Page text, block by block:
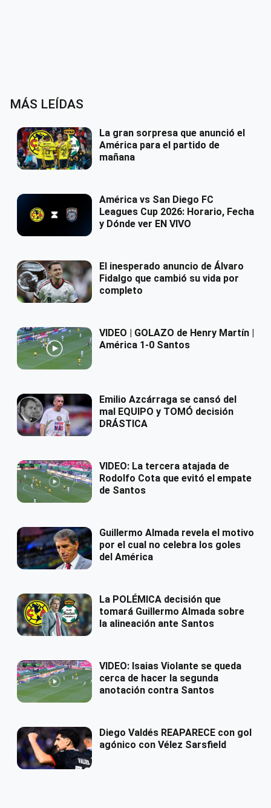
MÁS LEÍDAS
La gran sorpresa que anunció el
América para el partido de
mañana
América vs San Diego FC
Leagues Cup 2026: Horario, Fecha
y Dónde ver EN VIVO
El inesperado anuncio de Álvaro
Fidalgo que cambió su vida por
completo
VIDEO | GOLAZO de Henry Martín |
América 1-0 Santos
Emilio Azcárraga se cansó del
mal EQUIPO y TOMÓ decisión
DRÁSTICA
VIDEO: La tercera atajada de
Rodolfo Cota que evitó el empate
de Santos
Guillermo Almada revela el motivo
por el cual no celebra los goles
del América
La POLÉMICA decisión que
tomará Guillermo Almada sobre
la alineación ante Santos
VIDEO: Isaias Violante se queda
cerca de hacer la segunda
anotación contra Santos
Diego Valdés REAPARECE con gol
agónico con Vélez Sarsfield